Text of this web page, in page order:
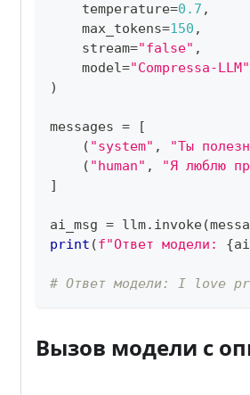
    temperature
=0.7 ,
    max_tokens
=150 ,
    stream
="false" ,
    model
="Compressa-LLM"
)
messages =
[
( "system" ,
"Ты
( "human" , "Я люблю
]
ai_msg = llm. invoke(
print (f"Ответ модели: {
# Ответ модели: I love
Вызов модели с